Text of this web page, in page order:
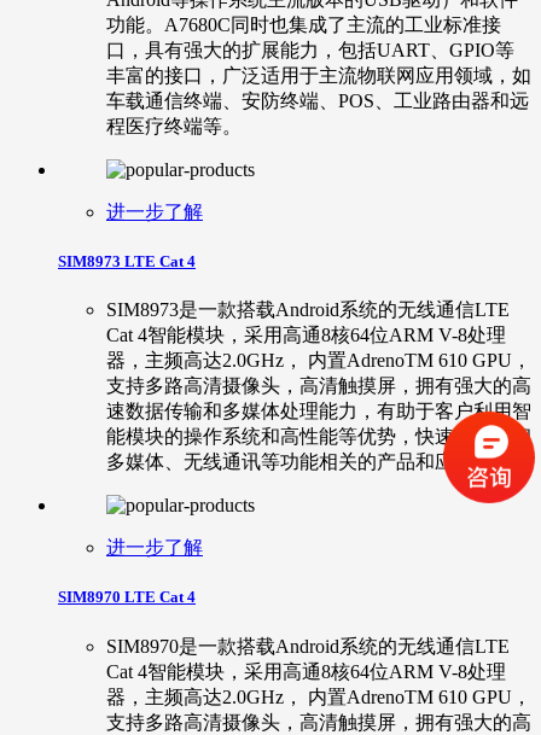
功能。A7680C同时也集成了主流的工业标准接
口，具有强大的扩展能力，包括UART、GPIO等
丰富的接口，广泛适用于主流物联网应用领域，如
车载通信终端、安防终端、POS、工业路由器和远
程医疗终端等。
进一步了解
SIM8973 LTE Cat 4
SIM8973是一款搭载Android系统的无线通信LTE
Cat 4智能模块，采用高通8核64位ARM V-8处理
器，主频高达2.0GHz， 内置AdrenoTM 610 GPU，
支持多路高清摄像头，高清触摸屏，拥有强大的高
速数据传输和多媒体处理能力，有助于客户利用智
能模块的操作系统和高性能等优势，快速地开发和
多媒体、无线通讯等功能相关的产品和应用。
进一步了解
SIM8970 LTE Cat 4
SIM8970是一款搭载Android系统的无线通信LTE
Cat 4智能模块，采用高通8核64位ARM V-8处理
器，主频高达2.0GHz， 内置AdrenoTM 610 GPU，
支持多路高清摄像头，高清触摸屏，拥有强大的高